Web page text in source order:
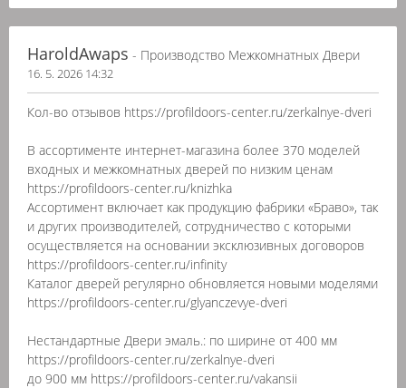
HaroldAwaps - Производство Межкомнатных Двери
16. 5. 2026 14:32
Кол-во отзывов https://profildoors-center.ru/zerkalnye-dveri
В ассортименте интернет-магазина более 370 моделей
входных и межкомнатных дверей по низким ценам
https://profildoors-center.ru/knizhka
Ассортимент включает как продукцию фабрики «Браво», так
и других производителей, сотрудничество с которыми
осуществляется на основании эксклюзивных договоров
https://profildoors-center.ru/infinity
Каталог дверей регулярно обновляется новыми моделями
https://profildoors-center.ru/glyanczevye-dveri
Нестандартные Двери эмаль.: по ширине от 400 мм
https://profildoors-center.ru/zerkalnye-dveri
до 900 мм https://profildoors-center.ru/vakansii